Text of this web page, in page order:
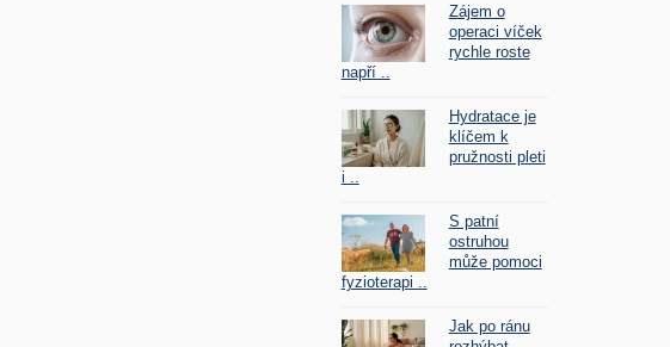
Zájem o
operaci víček
rychle roste
napří ..
Hydratace je
klíčem k
pružnosti pleti
i ..
S patní
ostruhou
může pomoci
fyzioterapi ..
Jak po ránu